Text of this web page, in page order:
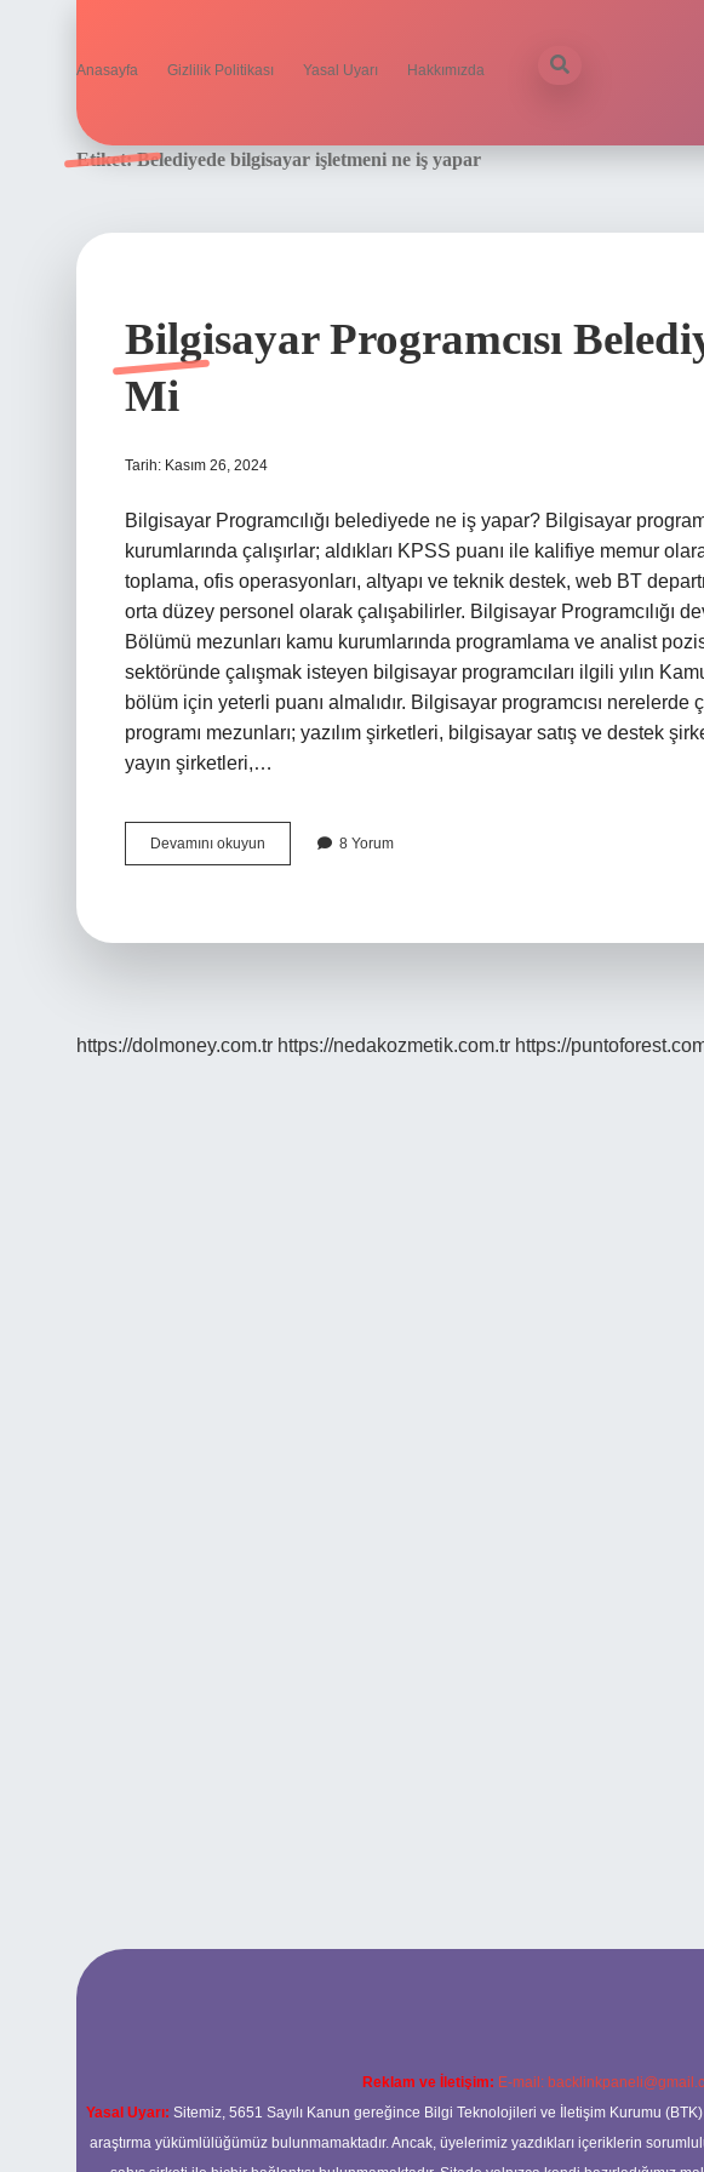
Anasayfa Gizlilik Politikası Yasal Uyarı Hakkımızda
Etiket:Belediyede bilgisayar işletmeni ne iş yapar
Bilgisayar Programcısı
Mi
Tarih: Kasım 26, 2024
Bilgisayar Programcılığı belediyede ne iş yapar? Bilgisayar
kurumlarında çalışırlar; aldıkları KPSS puanı ile kalifiye memur
toplama, ofis operasyonları, altyapı ve teknik destek, web BT
orta düzey personel olarak çalışabilirler. Bilgisayar Programcılığı
Bölümü mezunları kamu kurumlarında programlama ve analist
sektöründe çalışmak isteyen bilgisayar programcıları ilgili yılın
bölüm için yeterli puanı almalıdır. Bilgisayar programcısı
programı mezunları; yazılım şirketleri, bilgisayar satış ve destek
yayın şirketleri,…
Devamını okuyun Bilgisayar
Programcısı
8 Yorum
https://dolmoney.com.tr https://nedakozmetik.com.tr https://
Reklam ve İletişim: E-mail:
Yasal Uyarı: Sitemiz, 5651 Sayılı Kanun gereğince Bilgi Teknolojileri ve İletişim Kurumu
araştırma yükümlülüğümüz bulunmamaktadır. Ancak, üyelerimiz yazdıkları içeriklerin